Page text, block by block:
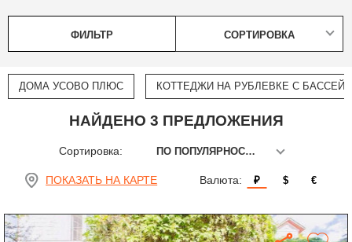
ФИЛЬТР СОРТИРОВКА
ДОМА УСОВО ПЛЮС КОТТЕДЖИ НА РУБЛЕВКЕ С
НАЙДЕНО 3 ПРЕДЛОЖЕНИЯ
Сортировка: ПО ПОПУЛЯРНОСТИ
ПОКАЗАТЬ НА КАРТЕ Валюта: ₽ $ €